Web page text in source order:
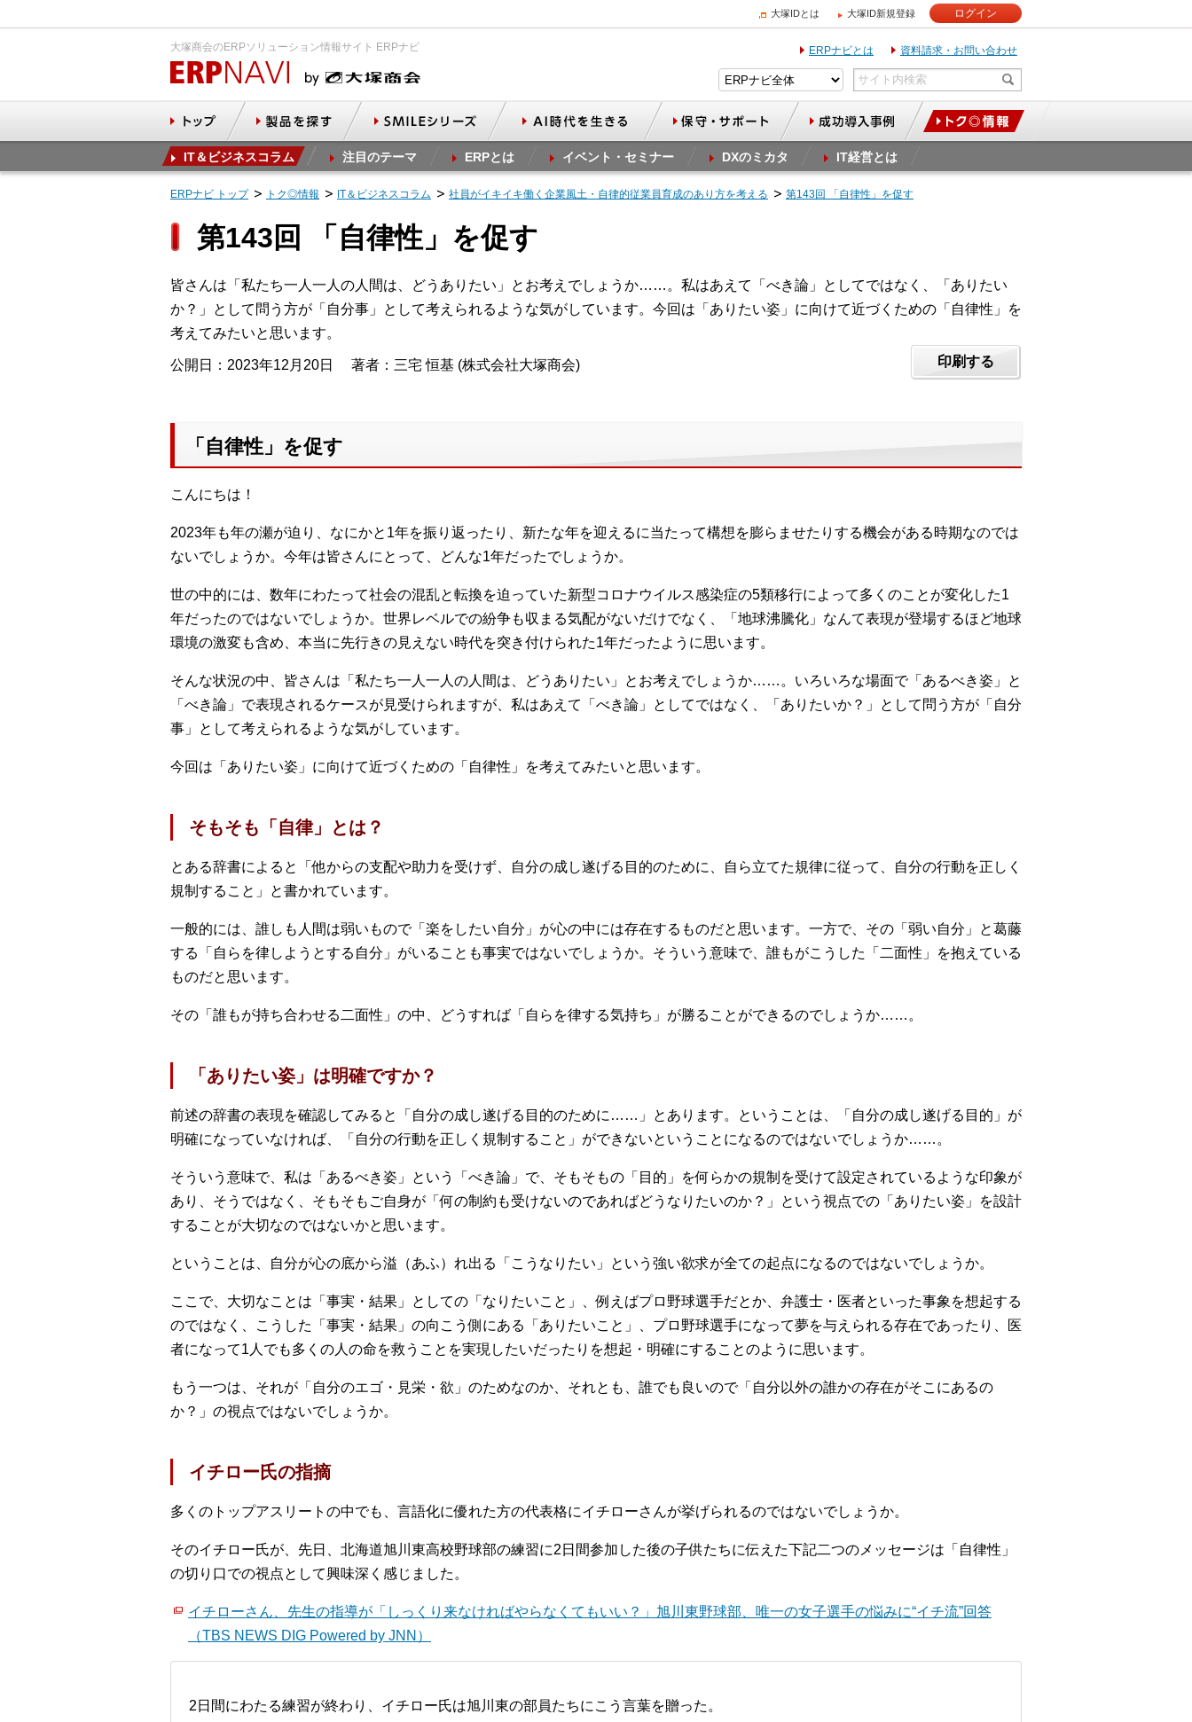
大塚IDとは 大塚ID新規登録 ログイン
大塚商会のERPソリューション情報サイト ERPナビ ERPナビとは 資料請求・お問い合わせ
IT＆ビジネスコラム 注目のテーマ ERPとは イベント・セミナー DXのミカタ IT経営とは
ERPナビ トップ トク◎情報 IT＆ビジネスコラム 社員がイキイキ働く企業風土・自律的従業員育成のあり方を考える 第143回 「自律性」を促す
第143回 「自律性」を促す
皆さんは「私たち一人一人の人間は、どうありたい」とお考えでしょうか……。私はあえて「べき論」としてではなく、「ありたい
か？」として問う方が「自分事」として考えられるような気がしています。今回は「ありたい姿」に向けて近づくための「自律性」を
考えてみたいと思います。
公開日：2023年12月20日 著者：三宅 恒基 (株式会社大塚商会) 印刷する
「自律性」を促す
こんにちは！
2023年も年の瀬が迫り、なにかと1年を振り返ったり、新たな年を迎えるに当たって構想を膨らませたりする機会がある時期なのでは
ないでしょうか。今年は皆さんにとって、どんな1年だったでしょうか。
世の中的には、数年にわたって社会の混乱と転換を迫っていた新型コロナウイルス感染症の5類移行によって多くのことが変化した1
年だったのではないでしょうか。世界レベルでの紛争も収まる気配がないだけでなく、「地球沸騰化」なんて表現が登場するほど地球
環境の激変も含め、本当に先行きの見えない時代を突き付けられた1年だったように思います。
そんな状況の中、皆さんは「私たち一人一人の人間は、どうありたい」とお考えでしょうか……。いろいろな場面で「あるべき姿」と
「べき論」で表現されるケースが見受けられますが、私はあえて「べき論」としてではなく、「ありたいか？」として問う方が「自分
事」として考えられるような気がしています。
今回は「ありたい姿」に向けて近づくための「自律性」を考えてみたいと思います。
そもそも「自律」とは？
とある辞書によると「他からの支配や助力を受けず、自分の成し遂げる目的のために、自ら立てた規律に従って、自分の行動を正しく
規制すること」と書かれています。
一般的には、誰しも人間は弱いもので「楽をしたい自分」が心の中には存在するものだと思います。一方で、その「弱い自分」と葛藤
する「自らを律しようとする自分」がいることも事実ではないでしょうか。そういう意味で、誰もがこうした「二面性」を抱えている
ものだと思います。
その「誰もが持ち合わせる二面性」の中、どうすれば「自らを律する気持ち」が勝ることができるのでしょうか……。
「ありたい姿」は明確ですか？
前述の辞書の表現を確認してみると「自分の成し遂げる目的のために……」とあります。ということは、「自分の成し遂げる目的」が
明確になっていなければ、「自分の行動を正しく規制すること」ができないということになるのではないでしょうか……。
そういう意味で、私は「あるべき姿」という「べき論」で、そもそもの「目的」を何らかの規制を受けて設定されているような印象が
あり、そうではなく、そもそもご自身が「何の制約も受けないのであればどうなりたいのか？」という視点での「ありたい姿」を設計
することが大切なのではないかと思います。
ということは、自分が心の底から溢（あふ）れ出る「こうなりたい」という強い欲求が全ての起点になるのではないでしょうか。
ここで、大切なことは「事実・結果」としての「なりたいこと」、例えばプロ野球選手だとか、弁護士・医者といった事象を想起する
のではなく、こうした「事実・結果」の向こう側にある「ありたいこと」、プロ野球選手になって夢を与えられる存在であったり、医
者になって1人でも多くの人の命を救うことを実現したいだったりを想起・明確にすることのように思います。
もう一つは、それが「自分のエゴ・見栄・欲」のためなのか、それとも、誰でも良いので「自分以外の誰かの存在がそこにあるの
か？」の視点ではないでしょうか。
イチロー氏の指摘
多くのトップアスリートの中でも、言語化に優れた方の代表格にイチローさんが挙げられるのではないでしょうか。
そのイチロー氏が、先日、北海道旭川東高校野球部の練習に2日間参加した後の子供たちに伝えた下記二つのメッセージは「自律性」
の切り口での視点として興味深く感じました。
イチローさん、先生の指導が「しっくり来なければやらなくてもいい？」旭川東野球部、唯一の女子選手の悩みに“イチ流”回答
（TBS NEWS DIG Powered by JNN）
2日間にわたる練習が終わり、イチロー氏は旭川東の部員たちにこう言葉を贈った。